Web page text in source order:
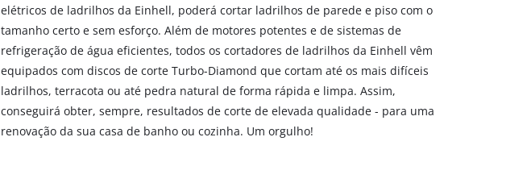
elétricos de ladrilhos da Einhell, poderá cortar ladrilhos de parede e piso com o
tamanho certo e sem esforço. Além de motores potentes e de sistemas de
refrigeração de água eficientes, todos os cortadores de ladrilhos da Einhell vêm
equipados com discos de corte Turbo-Diamond que cortam até os mais difíceis
ladrilhos, terracota ou até pedra natural de forma rápida e limpa. Assim,
conseguirá obter, sempre, resultados de corte de elevada qualidade - para uma
renovação da sua casa de banho ou cozinha. Um orgulho!